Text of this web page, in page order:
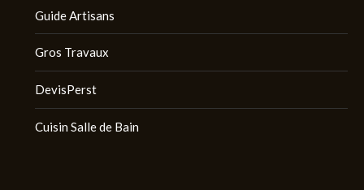
Guide Artisans
Gros Travaux
DevisPerst
Cuisin Salle de Bain